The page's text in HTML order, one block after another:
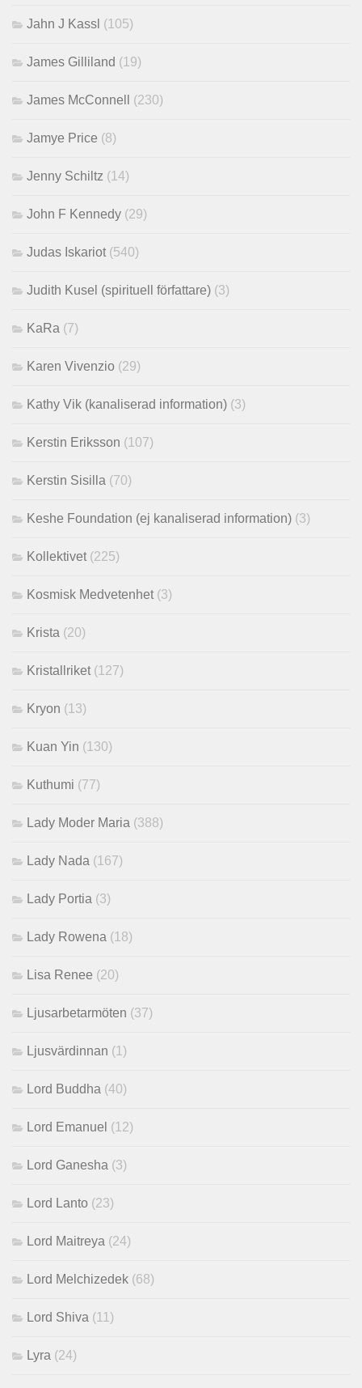
Jahn J Kassl (105)
James Gilliland (19)
James McConnell (230)
Jamye Price (8)
Jenny Schiltz (14)
John F Kennedy (29)
Judas Iskariot (540)
Judith Kusel (spirituell författare) (3)
KaRa (7)
Karen Vivenzio (29)
Kathy Vik (kanaliserad information) (3)
Kerstin Eriksson (107)
Kerstin Sisilla (70)
Keshe Foundation (ej kanaliserad information) (3)
Kollektivet (225)
Kosmisk Medvetenhet (3)
Krista (20)
Kristallriket (127)
Kryon (13)
Kuan Yin (130)
Kuthumi (77)
Lady Moder Maria (388)
Lady Nada (167)
Lady Portia (3)
Lady Rowena (18)
Lisa Renee (20)
Ljusarbetarmöten (37)
Ljusvärdinnan (1)
Lord Buddha (40)
Lord Emanuel (12)
Lord Ganesha (3)
Lord Lanto (23)
Lord Maitreya (24)
Lord Melchizedek (68)
Lord Shiva (11)
Lyra (24)